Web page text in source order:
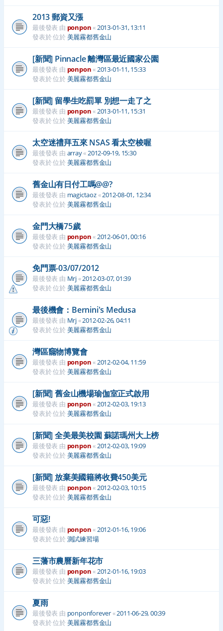
2013 郵資又漲
最後發表 由 ponpon« 2013-01-31, 13:11
發表於 位於 美麗霧都舊金山
[新聞] Pinnacle 離灣區最近國家公園
最後發表 由 ponpon« 2013-01-11, 15:33
發表於 位於 美麗霧都舊金山
[新聞] 留學生吃罰單 別想一走了之
最後發表 由 ponpon« 2013-01-11, 15:31
發表於 位於 美麗霧都舊金山
太空迷禮拜五來 NSAS 看太空梭喔
最後發表 由 array« 2012-09-19, 15:30
發表於 位於 美麗霧都舊金山
舊金山有日付工嗎@@?
最後發表 由 magictaoz«2012-08-01, 12:34
發表於 位於 美麗霧都舊金山
金門大橋75歲
最後發表 由 ponpon« 2012-06-01, 00:16
發表於 位於 美麗霧都舊金山
免門票-03/07/2012
最後發表 由 Mrj«2012-03-07, 01:39
發表於 位於 美麗霧都舊金山
最後機會：Bernini's Medusa
最後發表 由 Mrj«2012-02-26, 04:11
發表於 位於 美麗霧都舊金山
灣區竉物博覽會
最後發表 由 ponpon« 2012-02-04, 11:59
發表於 位於 美麗霧都舊金山
[新聞] 舊金山機場瑜伽室正式啟用
最後發表 由 ponpon« 2012-02-03, 19:13
發表於 位於 美麗霧都舊金山
[新聞] 全美最美校園 蘇諾瑪州大上榜
最後發表 由 ponpon« 2012-02-03, 19:09
發表於 位於 美麗霧都舊金山
[新聞] 放棄美國籍將收費450美元
最後發表 由 ponpon« 2012-02-03, 10:15
發表於 位於 美麗霧都舊金山
可惡!
最後發表 由 ponpon« 2012-01-16, 19:06
發表於 位於 測試練習場
三藩市農曆新年花市
最後發表 由 ponpon« 2012-01-16, 19:03
發表於 位於 美麗霧都舊金山
夏雨
最後發表 由 ponponforever«2011-06-29, 00:39
發表於 位於 美麗霧都舊金山